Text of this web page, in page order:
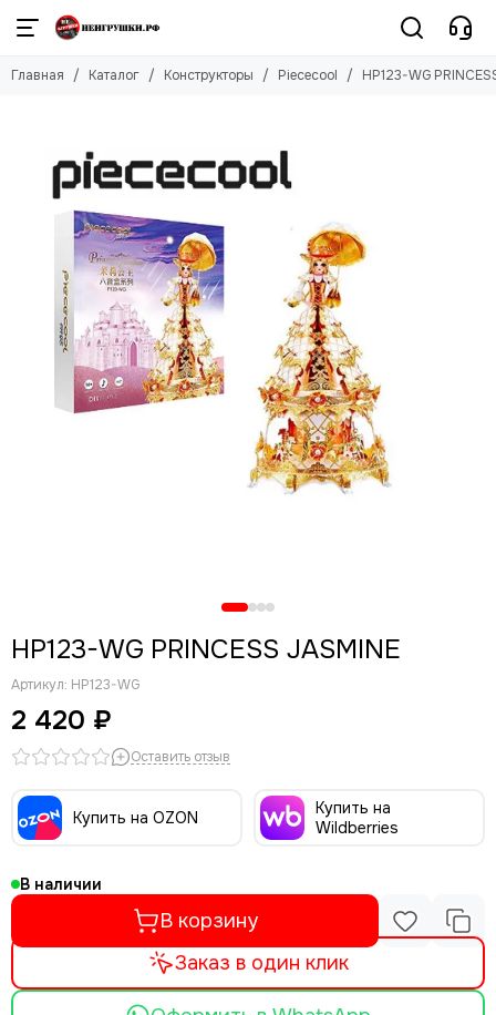
Конструкторы
Главная Каталог Конструкторы Piececool HP123-WG
HP123-WG PRINCESS JASMINE
Артикул: HP123-WG
2 420 ₽
Оставить отзыв
Купить на OZON
Купить на
Wildberries
В наличии
В корзину
Заказ в один клик